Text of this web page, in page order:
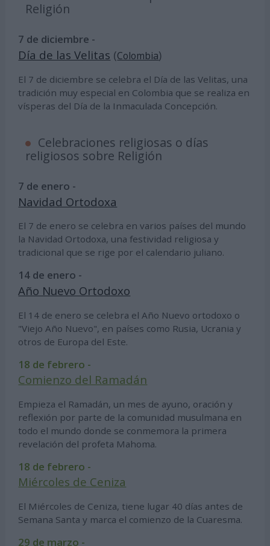
Religión
7 de diciembre -
Día de las Velitas (Colombia)
El 7 de diciembre se celebra el Día de las Velitas, una
tradición muy especial en Colombia que se realiza en
vísperas del Día de la Inmaculada Concepción.
Celebraciones religiosas o días
religiosos sobre Religión
7 de enero -
Navidad Ortodoxa
El 7 de enero se celebra en varios países del mundo
la Navidad Ortodoxa, una festividad religiosa y
tradicional que se rige por el calendario juliano.
14 de enero -
Año Nuevo Ortodoxo
El 14 de enero se celebra el Año Nuevo ortodoxo o
"Viejo Año Nuevo", en países como Rusia, Ucrania y
otros de Europa del Este.
18 de febrero -
Comienzo del Ramadán
Empieza el Ramadán, un mes de ayuno, oración y
reflexión por parte de la comunidad musulmana en
todo el mundo donde se conmemora la primera
revelación del profeta Mahoma.
18 de febrero -
Miércoles de Ceniza
El Miércoles de Ceniza, tiene lugar 40 días antes de
Semana Santa y marca el comienzo de la Cuaresma.
29 de marzo -